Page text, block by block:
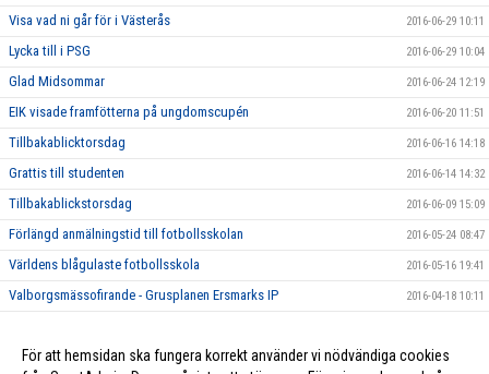
Visa vad ni går för i Västerås 2016-06-29 10:11
Lycka till i PSG 2016-06-29 10:04
Glad Midsommar 2016-06-24 12:19
EIK visade framfötterna på ungdomscupén 2016-06-20 11:51
Tillbakablicktorsdag 2016-06-16 14:18
Grattis till studenten 2016-06-14 14:32
Tillbakablickstorsdag 2016-06-09 15:09
Förlängd anmälningstid till fotbollsskolan 2016-05-24 08:47
Världens blågulaste fotbollsskola 2016-05-16 19:41
Valborgsmässofirande - Grusplanen Ersmarks IP 2016-04-18 10:11
Temakväll 2016-03-16 09:39
För att hemsidan ska fungera korrekt använder vi nödvändiga cookies